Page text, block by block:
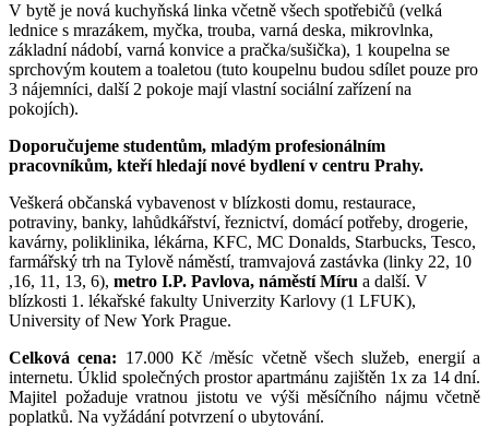
V bytě je nová kuchyňská linka včetně všech spotřebičů (velká
lednice s mrazákem, myčka, trouba, varná deska, mikrovlnka,
základní nádobí, varná konvice a pračka/sušička), 1 koupelna se
sprchovým koutem a toaletou (tuto koupelnu budou sdílet pouze pro
3 nájemníci, další 2 pokoje mají vlastní sociální zařízení na
pokojích).
Doporučujeme studentům, mladým profesionálním
pracovníkům, kteří hledají nové bydlení v centru Prahy.
Veškerá občanská vybavenost v blízkosti domu, restaurace,
potraviny, banky, lahůdkářství, řeznictví, domácí potřeby, drogerie,
kavárny, poliklinika, lékárna, KFC, MC Donalds, Starbucks, Tesco,
farmářský trh na Tylově náměstí, tramvajová zastávka (linky 22, 10
,16, 11, 13, 6), metro I.P. Pavlova, náměstí Míru a další. V
blízkosti 1. lékařské fakulty Univerzity Karlovy (1 LFUK),
University of New York Prague.
Celková cena: 17.000 Kč /měsíc včetně všech služeb, energií a
internetu. Úklid společných prostor apartmánu zajištěn 1x za 14 dní.
Majitel požaduje vratnou jistotu ve výši měsíčního nájmu včetně
poplatků. Na vyžádání potvrzení o ubytování.